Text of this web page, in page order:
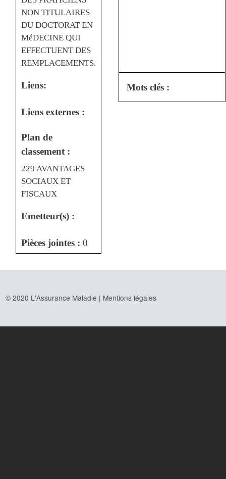
NON TITULAIRES
DU DOCTORAT EN
MéDECINE QUI
EFFECTUENT DES
REMPLACEMENTS.
Liens:
Liens externes :
Plan de
classement :
229 AVANTAGES
SOCIAUX ET
FISCAUX
Emetteur(s) :
Pièces jointes : 0
Mots clés :
© 2020 L'Assurance Maladie | Mentions légales